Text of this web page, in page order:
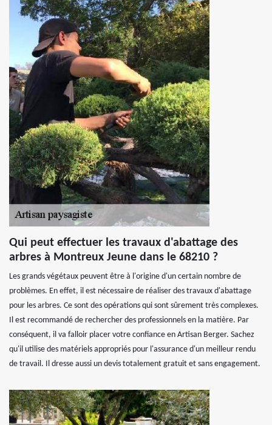
Qui peut effectuer les travaux d'abattage des
arbres à Montreux Jeune dans le 68210 ?
Les grands végétaux peuvent être à l'origine d'un certain nombre de
problèmes. En effet, il est nécessaire de réaliser des travaux d'abattage
pour les arbres. Ce sont des opérations qui sont sûrement très complexes.
Il est recommandé de rechercher des professionnels en la matière. Par
conséquent, il va falloir placer votre confiance en Artisan Berger. Sachez
qu'il utilise des matériels appropriés pour l'assurance d'un meilleur rendu
de travail. Il dresse aussi un devis totalement gratuit et sans engagement.